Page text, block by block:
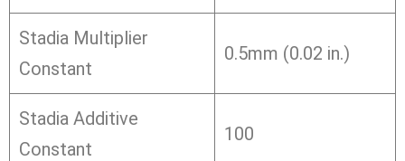
Stadia Multiplier
Constant
0.5mm (0.02 in.)
Stadia Additive
Constant
100